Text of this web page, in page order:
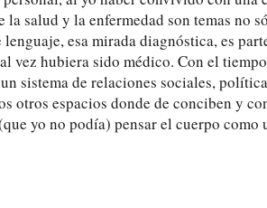
salud y la enfermedad son temas no
esa mirada diagnóstica, es
vez hubiera sido médico. Con el
sistema de relaciones sociales,
otros espacios donde de conciben y
yo no podía) pensar el cuerpo como